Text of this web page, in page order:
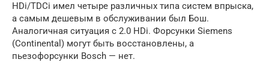
HDi/TDCi имел четыре различных типа систем впрыска,
а самым дешевым в обслуживании был Бош.
Аналогичная ситуация с 2.0 HDi. Форсунки Siemens
(Continental) могут быть восстановлены, а
пьезофорсунки Bosch — нет.